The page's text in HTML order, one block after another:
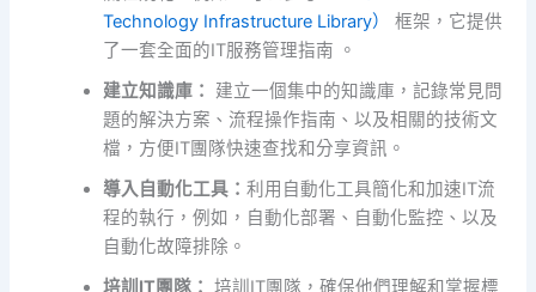
Technology Infrastructure Library）
框架，它提供
了一套全面的IT服務管理指南 。
建立知識庫：
建立一個集中的知識庫，記錄常見問
題的解決方案、流程操作指南、以及相關的技術文
檔，方便IT團隊快速查找和分享資訊。
導入自動化工具：利用自動化工具簡化和加速IT流
程的執行，例如，自動化部署、自動化監控、以及
自動化故障排除。
培訓IT團隊： 培訓IT團隊，確保他們理解和掌握標